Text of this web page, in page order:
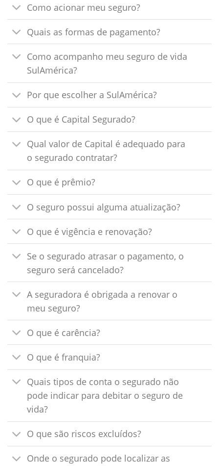
Como acionar meu seguro?
Quais as formas de pagamento?
Como acompanho meu seguro de vida
SulAmérica?
Por que escolher a SulAmérica?
O que é Capital Segurado?
Qual valor de Capital é adequado para
o segurado contratar?
O que é prêmio?
O seguro possui alguma atualização?
O que é vigência e renovação?
Se o segurado atrasar o pagamento, o
seguro será cancelado?
A seguradora é obrigada a renovar o
meu seguro?
O que é carência?
O que é franquia?
Quais tipos de conta o segurado não
pode indicar para debitar o seguro de
vida?
O que são riscos excluídos?
Onde o segurado pode localizar as